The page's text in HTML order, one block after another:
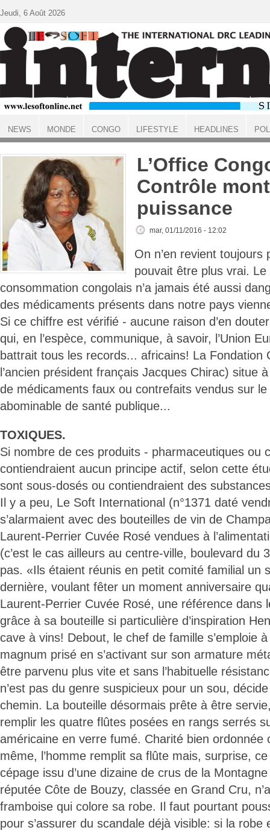
ACCUEIL
L’Office
Contrôle
puissance
mar, 01/11/2016 - 12:02
On n’en revient
pouvait être plus vrai.
consommation congolais n’a jamais été aussi
des médicaments présents dans notre pays
Si ce chiffre est vérifié - aucune raison d’en
qui, en l’espèce, communique, à savoir, l’Union
battrait tous les records... africains! La Fondation
l’ancien président français Jacques Chirac) situe
de médicaments faux ou contrefaits vendus sur
abominable de santé publique...
TOXIQUES.
Si nombre de ces produits - pharmaceutiques ou
contiendraient aucun principe actif, selon cette
sont sous-dosés ou contiendraient des
Il y a peu, Le Soft International (n°1371 daté
s’alarmaient avec des bouteilles de vin de
Laurent-Perrier Cuvée Rosé vendues à
(c’est le cas ailleurs au centre-ville, boulevard du
pas. «Ils étaient réunis en petit comité familial un
dernière, voulant fêter un moment anniversaire
Laurent-Perrier Cuvée Rosé, une référence dans
grâce à sa bouteille si particulière d’inspiration
cave à vins! Debout, le chef de famille s’emploie
magnum prisé en s’activant sur son armature
être parvenu plus vite et sans l’habituelle
n’est pas du genre suspicieux pour un sou,
chemin. La bouteille désormais prête à être
remplir les quatre flûtes posées en rangs serrés
américaine en verre fumé. Charité bien ordonnée
même, l’homme remplit sa flûte mais, surprise, ce
cépage issu d’une dizaine de crus de la
réputée Côte de Bouzy, classée en Grand Cru,
framboise qui colore sa robe. Il faut pourtant
pour s’assurer du scandale déjà visible: si la
Jeudi, 6 Août 2026
NEWS MONDE CONGO LIFESTYLE HEADLINES